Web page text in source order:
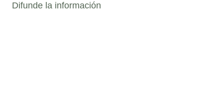
Difunde la información